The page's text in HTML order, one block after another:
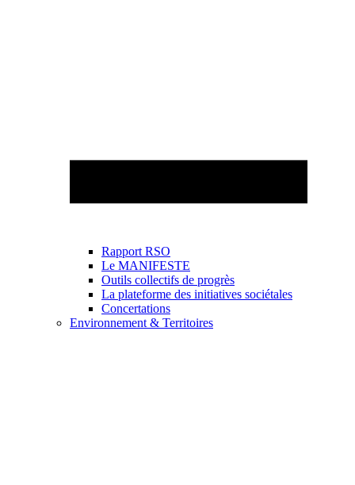
Rapport RSO
Le MANIFESTE
Outils collectifs de progrès
La plateforme des initiatives sociétales
Concertations
Environnement & Territoires